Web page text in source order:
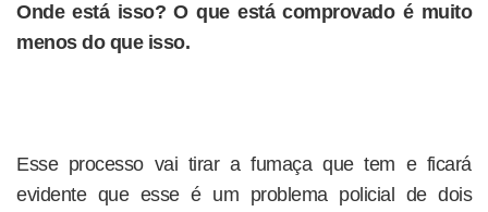
Onde está isso? O que está comprovado é muito
menos do que isso.
Esse processo vai tirar a fumaça que tem e ficará
evidente que esse é um problema policial de dois